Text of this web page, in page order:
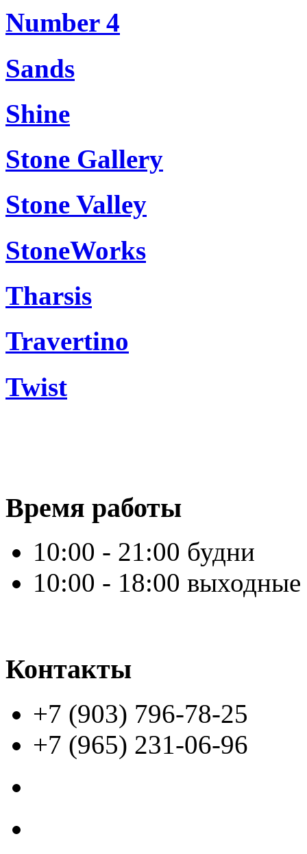
Number 4
Sands
Shine
Stone Gallery
Stone Valley
StoneWorks
Tharsis
Travertino
Twist
Время работы
10:00 - 21:00 будни
10:00 - 18:00 выходные
Контакты
+7 (903) 796-78-25
+7 (965) 231-06-96